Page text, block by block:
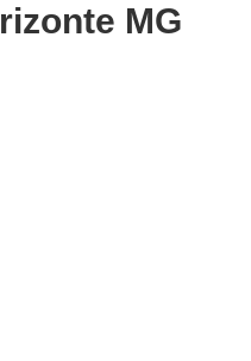
MG